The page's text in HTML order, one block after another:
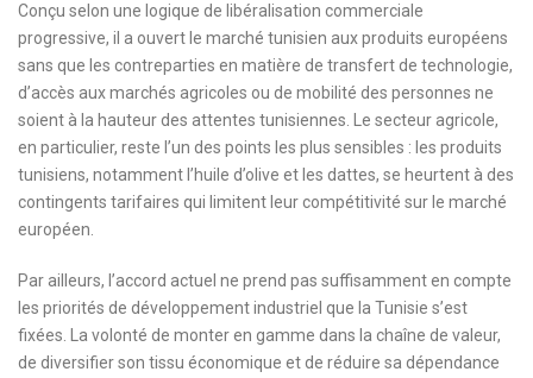
Conçu selon une logique de libéralisation commerciale
progressive, il a ouvert le marché tunisien aux produits européens
sans que les contreparties en matière de transfert de technologie,
d’accès aux marchés agricoles ou de mobilité des personnes ne
soient à la hauteur des attentes tunisiennes. Le secteur agricole,
en particulier, reste l’un des points les plus sensibles : les produits
tunisiens, notamment l’huile d’olive et les dattes, se heurtent à des
contingents tarifaires qui limitent leur compétitivité sur le marché
européen.
Par ailleurs, l’accord actuel ne prend pas suffisamment en compte
les priorités de développement industriel que la Tunisie s’est
fixées. La volonté de monter en gamme dans la chaîne de valeur,
de diversifier son tissu économique et de réduire sa dépendance